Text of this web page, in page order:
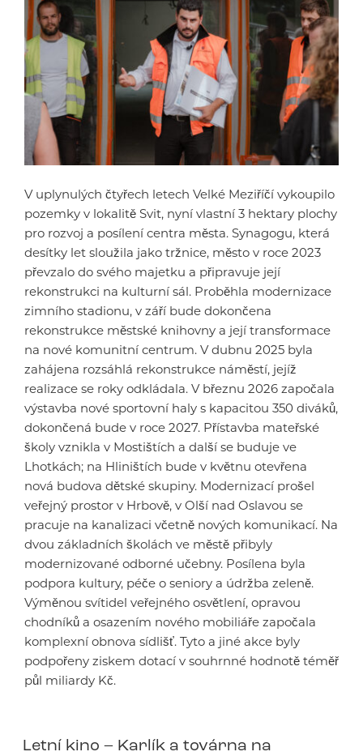
V uplynulých čtyřech letech Velké Meziříčí vykoupilo
pozemky v lokalitě Svit, nyní vlastní 3 hektary plochy
pro rozvoj a posílení centra města. Synagogu, která
desítky let sloužila jako tržnice, město v roce 2023
převzalo do svého majetku a připravuje její
rekonstrukci na kulturní sál. Proběhla modernizace
zimního stadionu, v září bude dokončena
rekonstrukce městské knihovny a její transformace
na nové komunitní centrum. V dubnu 2025 byla
zahájena rozsáhlá rekonstrukce náměstí, jejíž
realizace se roky odkládala. V březnu 2026 započala
výstavba nové sportovní haly s kapacitou 350 diváků,
dokončená bude v roce 2027. Přístavba mateřské
školy vznikla v Mostištích a další se buduje ve
Lhotkách; na Hliništích bude v květnu otevřena
nová budova dětské skupiny. Modernizací prošel
veřejný prostor v Hrbově, v Olší nad Oslavou se
pracuje na kanalizaci včetně nových komunikací. Na
dvou základních školách ve městě přibyly
modernizované odborné učebny. Posílena byla
podpora kultury, péče o seniory a údržba zeleně.
Výměnou svítidel veřejného osvětlení, opravou
chodníků a osazením nového mobiliáře započala
komplexní obnova sídlišť. Tyto a jiné akce byly
podpořeny ziskem dotací v souhrnné hodnotě téměř
půl miliardy Kč.
Letní kino – Karlík a továrna na